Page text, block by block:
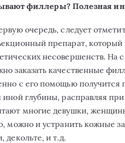
филлеры? Полезная
очередь, следует
препарат, который
несовершенств. На
заказать качественные
с его помощью получится
иной глубины, расправляя
многие девушки,
можно и устранить кожные
декольте, и т.д.